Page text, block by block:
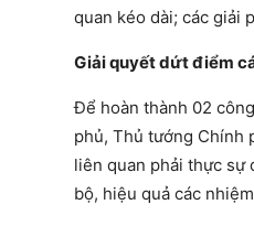
quan kéo dài; các giải
Giải quyết dứt điểm
Để hoàn thành 02
phủ, Thủ tướng Chính
liên quan phải thực sự
bộ, hiệu quả các